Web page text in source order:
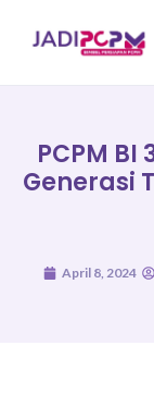
PCPM
Generasi
April 8, 2024